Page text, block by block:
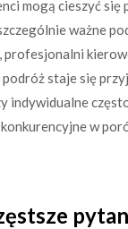
mogą cieszyć się
ważne
profesjonalni
staje się
indywidualne
w